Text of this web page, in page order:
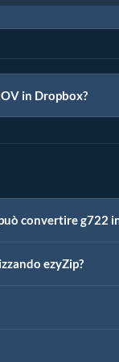
in Dropbox?
convertire g722
ezyZip?